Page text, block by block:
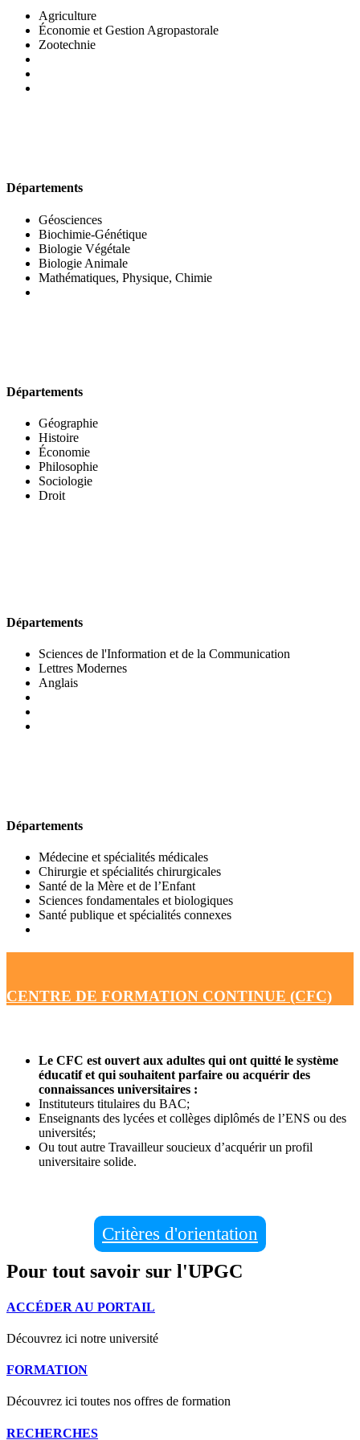
Agriculture
Économie et Gestion Agropastorale
Zootechnie
Départements
Géosciences
Biochimie-Génétique
Biologie Végétale
Biologie Animale
Mathématiques, Physique, Chimie
Départements
Géographie
Histoire
Économie
Philosophie
Sociologie
Droit
Départements
Sciences de l'Information et de la Communication
Lettres Modernes
Anglais
Départements
Médecine et spécialités médicales
Chirurgie et spécialités chirurgicales
Santé de la Mère et de l’Enfant
Sciences fondamentales et biologiques
Santé publique et spécialités connexes
CENTRE DE FORMATION CONTINUE (CFC)
Le CFC est ouvert aux adultes qui ont quitté le système
éducatif et qui souhaitent parfaire ou acquérir des
connaissances universitaires :
Instituteurs titulaires du BAC;
Enseignants des lycées et collèges diplômés de l’ENS ou des
universités;
Ou tout autre Travailleur soucieux d’acquérir un profil
universitaire solide.
Critères d'orientation
Pour tout savoir sur l'UPGC
ACCÉDER AU PORTAIL
Découvrez ici notre université
FORMATION
Découvrez ici toutes nos offres de formation
RECHERCHES